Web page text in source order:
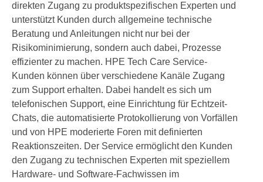
direkten Zugang zu produktspezifischen Experten und
unterstützt Kunden durch allgemeine technische
Beratung und Anleitungen nicht nur bei der
Risikominimierung, sondern auch dabei, Prozesse
effizienter zu machen. HPE Tech Care Service-
Kunden können über verschiedene Kanäle Zugang
zum Support erhalten. Dabei handelt es sich um
telefonischen Support, eine Einrichtung für Echtzeit-
Chats, die automatisierte Protokollierung von Vorfällen
und von HPE moderierte Foren mit definierten
Reaktionszeiten. Der Service ermöglicht den Kunden
den Zugang zu technischen Experten mit speziellem
Hardware- und Software-Fachwissen im